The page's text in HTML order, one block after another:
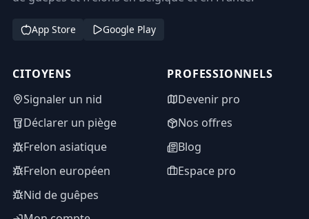
App Store Google Play
CITOYENS
Signaler un nid
Déclarer un piège
Frelon asiatique
Frelon européen
Nid de guêpes
PROFESSIONNELS
Devenir pro
Nos offres
Blog
Espace pro